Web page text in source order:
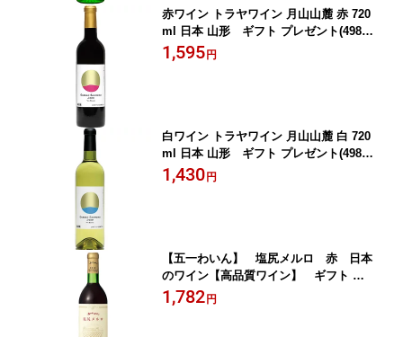
赤ワイン トラヤワイン 月山山麓 赤 720
ml 日本 山形 ギフト プレゼント(49837
57301414)
1,595円
白ワイン トラヤワイン 月山山麓 白 720
ml 日本 山形 ギフト プレゼント(49837
57301216)
1,430円
【五一わいん】 塩尻メルロ 赤 日本
のワイン【高品質ワイン】 ギフト プ
レゼント(4990761011253)
1,782円